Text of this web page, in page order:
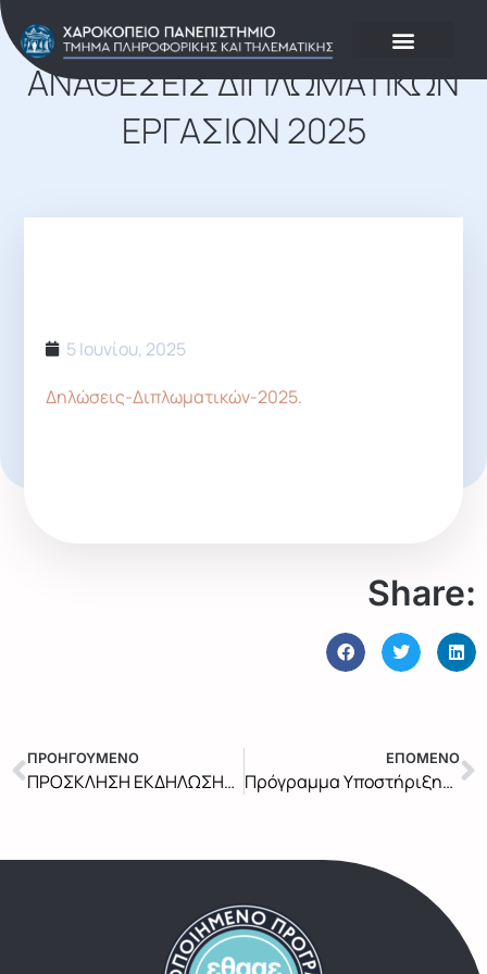
ΑΝΑΘΈΣΕΙΣ ΔΙΠΛΩΜΑΤΙΚΏΝ
ΕΡΓΑΣΙΏΝ 2025
5 Ιουνίου, 2025
Δηλώσεις-Διπλωματικών-2025.
Share:
ΠΡΟΗΓΟΥΜΕΝΟ
ΠΡΟΣΚΛΗΣΗ ΕΚΔΗΛΩΣΗΣ ΕΝΔΙΑΦΕΡΟΝΤΟΣ 2025-2026
ΕΠΟΜΕΝΟ
Πρόγραμμα Υποστήριξης Διπλωματικών Ιούλιος 2025